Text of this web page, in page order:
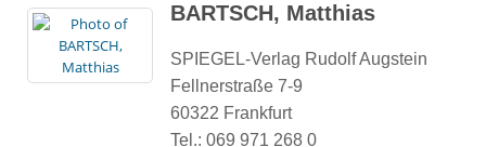
BARTSCH, Matthias
SPIEGEL-Verlag Rudolf Augstein
Fellnerstraße 7-9
60322 Frankfurt
Tel.: 069 971 268 0